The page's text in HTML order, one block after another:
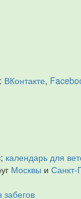
ВКонтакте,
; календарь для
Москвы и Санкт-
забегов